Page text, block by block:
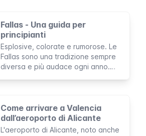
Fallas - Una guida per
principianti
Esplosive, colorate e rumorose. Le
Fallas sono una tradizione sempre
diversa e più audace ogni anno.
Valencia.
Come arrivare a Valencia
dall’aeroporto di Alicante
L'aeroporto di Alicante, noto anche